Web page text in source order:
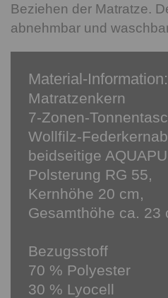
Beziehen der Matratze.
abnehmbar und
Material-Information:
Matratzenkern
7-Zonen-
Wollfilz-
beidseitige
Polsterung RG 55,
Kernhöhe 20 cm,
Gesamthöhe ca. 23
Bezugsstoff
70 % Polyester
30 % Lyocell